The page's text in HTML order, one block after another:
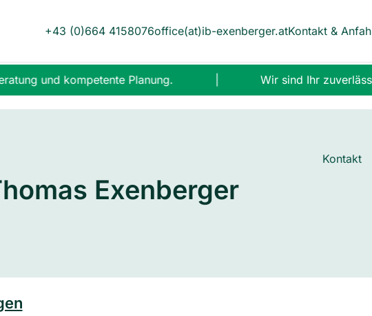
+43 (0)664 4158076office(at)ib-exenberger.atKontakt &
und kompetente Planung. Wir sind Ihr
Exenberger
Kontakt